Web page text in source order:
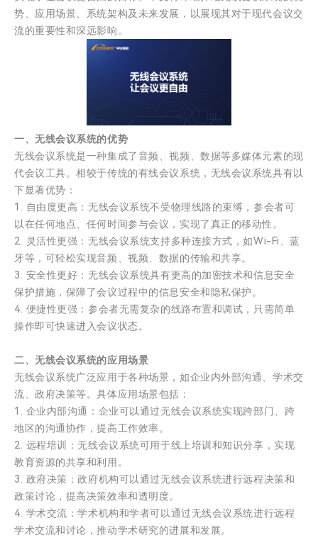
势、应用场景、系统架构及未来发展，以展现其对于现代会议交
流的重要性和深远影响。
一、无线会议系统的优势
无线会议系统是一种集成了音频、视频、数据等多媒体元素的现
代会议工具。相较于传统的有线会议系统，无线会议系统具有以
下显著优势：
1. 自由度更高：无线会议系统不受物理线路的束缚，参会者可
以在任何地点、任何时间参与会议，实现了真正的移动性。
2. 灵活性更强：无线会议系统支持多种连接方式，如Wi-Fi、蓝
牙等，可轻松实现音频、视频、数据的传输和共享。
3. 安全性更好：无线会议系统具有更高的加密技术和信息安全
保护措施，保障了会议过程中的信息安全和隐私保护。
4. 便捷性更强：参会者无需复杂的线路布置和调试，只需简单
操作即可快速进入会议状态。
二、无线会议系统的应用场景
无线会议系统广泛应用于各种场景，如企业内外部沟通、学术交
流、政府决策等。具体应用场景包括：
1. 企业内部沟通：企业可以通过无线会议系统实现跨部门、跨
地区的沟通协作，提高工作效率。
2. 远程培训：无线会议系统可用于线上培训和知识分享，实现
教育资源的共享和利用。
3. 政府决策：政府机构可以通过无线会议系统进行远程决策和
政策讨论，提高决策效率和透明度。
4. 学术交流：学术机构和学者可以通过无线会议系统进行远程
学术交流和讨论，推动学术研究的进展和发展。